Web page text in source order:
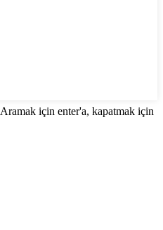
Aramak için enter'a, kapatmak için